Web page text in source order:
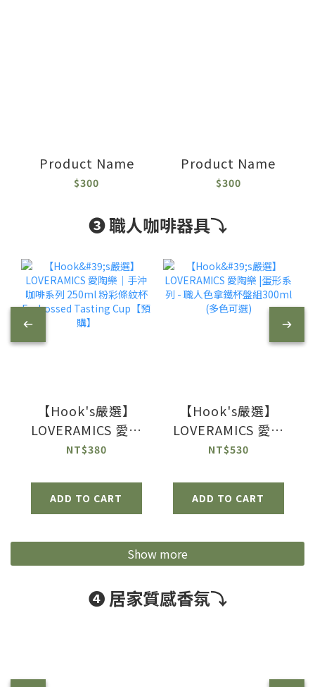
Product Name
$300
Product Name
$300
❸ 職人咖啡器具⤵
【Hook's嚴選】
LOVERAMICS 愛陶
樂｜手沖咖啡系列
Embossed
Tasting Cup【預
NT$380
ADD TO CART
【Hook's嚴選】
LOVERAMICS 愛陶
樂 |蛋形系列 - 職人
300ml (多色可選)
NT$530
ADD TO CART
Show more
❹ 居家質感香氛⤵